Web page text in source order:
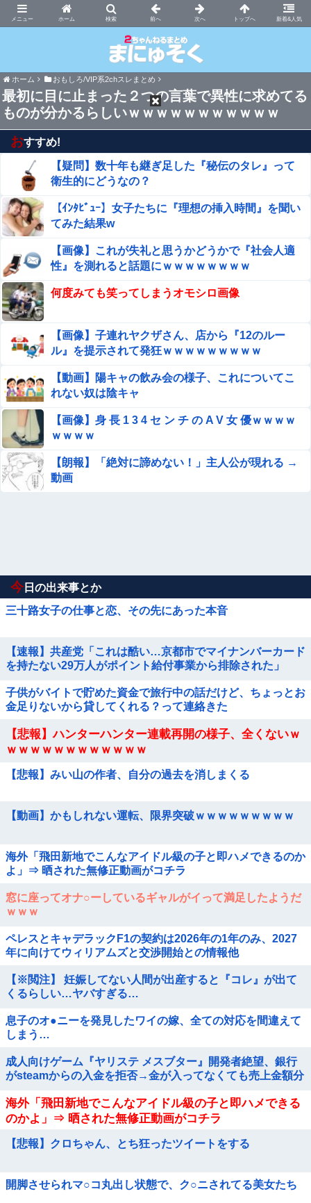
ホーム 新着&人気
まにゅそく 2chまとめニュース速報VIP
ホーム おもしろ/VIP系2chスレまとめ
最初に目に止まった２つの言葉で異性に求めてる
ものが分かるらしいｗｗｗｗｗｗｗｗｗｗｗ
おすすめ!
【疑問】数十年も継ぎ足した『秘伝のタレ』って
衛生的にどうなの？
【ｲﾝﾀﾋﾞｭｰ】女子たちに『理想の挿入時間』を聞い
てみた結果w
【画像】これが失礼と思うかどうかで『社会人適
性』を測れると話題にｗｗｗｗｗｗｗｗ
何度みても笑ってしまうオモシロ画像
【画像】子連れヤクザさん、店から『12のルー
ル』を提示されて発狂ｗｗｗｗｗｗｗｗｗ
【動画】陽キャの飲み会の様子、これについてこ
れない奴は陰キャ
【画像】身 長 1 3 4 セ ン チ の A V 女 優ｗｗｗｗ
ｗｗｗｗ
【朗報】「絶対に諦めない！」主人公が現れる →
動画
今 日の出来事とか
三十路女子の仕事と恋、その先にあった本音
【速報】共産党「これは酷い…京都市でマイナンバーカード
を持たない29万人がポイント給付事業から排除された」
子供がバイトで貯めた資金で旅行中の話だけど、ちょっとお
金足りないから貸してくれる？って連絡きた
【悲報】ハンターハンター連載再開の様子、全くないｗ
ｗｗｗｗｗｗｗｗｗｗｗｗ
【悲報】みい山の作者、自分の過去を消しまくる
【動画】かもしれない運転、限界突破ｗｗｗｗｗｗｗｗｗ
海外「飛田新地でこんなアイドル級の子と即ハメできるのか
よ」⇒ 晒された無修正動画がコチラ
窓に座ってオナ○ーしているギャルがイって満足したようだ
ｗｗｗ
ペレスとキャデラックF1の契約は2026年の1年のみ、2027
年に向けてウィリアムズと交渉開始との情報他
【※閲注】 妊娠してない人間が出産すると『コレ』が出て
くるらしい…ヤバすぎる…
息子のオ●ニーを発見したワイの嫁、全ての対応を間違えて
しまう…
成人向けゲーム『ヤリステ メスブター』開発者絶望、銀行
がsteamからの入金を拒否→金が入ってなくても売上金額分
海外「飛田新地でこんなアイドル級の子と即ハメできる
のかよ」⇒ 晒された無修正動画がコチラ
【悲報】クロちゃん、とち狂ったツイートをする
開脚させられマ○コ丸出し状態で、ク○ニされてる美女たち